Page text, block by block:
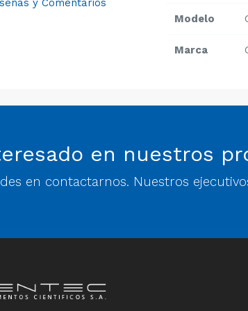
y Comentarios
Modelo
Marca
en nuestros
en contactarnos. Nuestros